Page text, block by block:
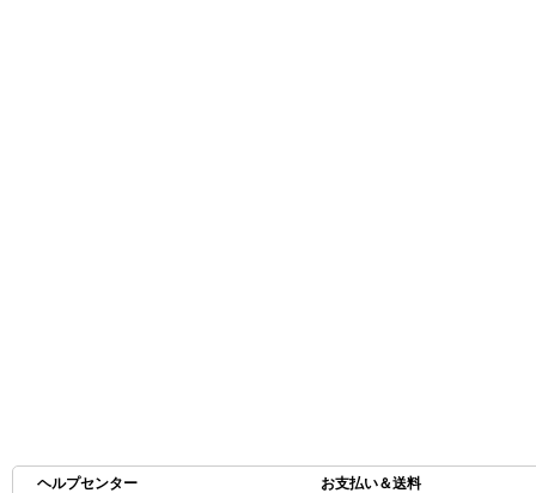
ヘルプセンター
お支払い＆送料